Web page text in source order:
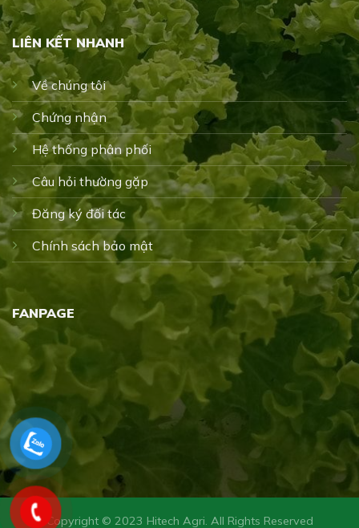
LIÊN KẾT NHANH
Về chúng tôi
Chứng nhận
Hệ thống phân phối
Câu hỏi thường gặp
Đăng ký đối tác
Chính sách bảo mật
FANPAGE
Copyright © 2023 Hitech Agri. All Rights Reserved